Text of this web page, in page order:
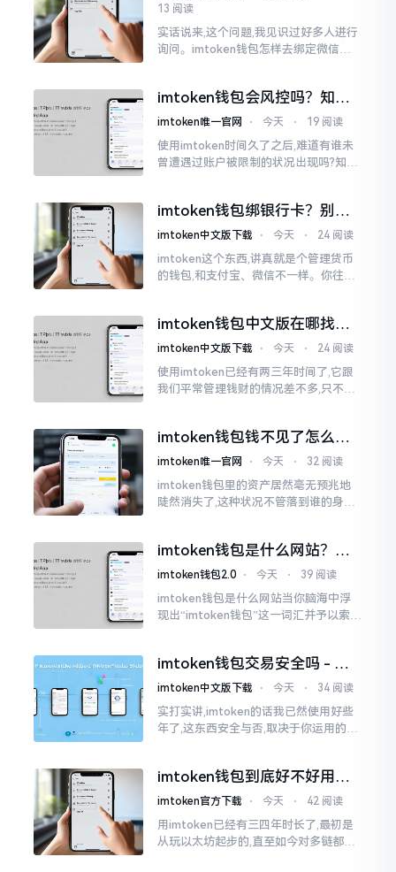
13 阅读
实话说来,这个问题,我见识过好多人进行
询问。imtoken钱包怎样去绑定微信呢?
试。随后予以明晰
imtoken钱包会风控吗？知乎
上的说法靠不靠谱，老币民告
imtoken唯一官网 ⋅ 今天 ⋅ 19 阅读
使用imtoken时间久了之后,难道有谁未
曾遭遇过账户被限制的状况出现吗?知乎
制。
imtoken钱包绑银行卡？别折
腾了，真相是这样的
imtoken中文版下载 ⋅ 今天 ⋅ 24 阅读
imtoken这个东西,讲真就是个管理货币
的钱包,和支付宝、微信不一样。你往里
imtoken钱包中文版在哪找？
老手教你避坑
imtoken中文版下载 ⋅ 今天 ⋅ 24 阅读
使用imtoken已经有两三年时间了,它跟
我们平常管理钱财的情况差不多,只不过
许许多多的链接
imtoken钱包钱不见了怎么
办？老用户手把手教你找回
imtoken唯一官网 ⋅ 今天 ⋅ 32 阅读
imtoken钱包里的资产居然毫无预兆地
陡然消失了,这种状况不管落到谁的身上,
打开钱包查看时
imtoken钱包是什么网站？一
文说清楚这玩意
imtoken钱包2.0 ⋅ 今天 ⋅ 39 阅读
imtoken钱包是什么网站当你脑海中浮
现出“imtoken钱包”这一词汇并予以索求
我也曾短暂错愕
imtoken钱包交易安全吗 - 老
用户的一些心里话
imtoken中文版下载 ⋅ 今天 ⋅ 34 阅读
实打实讲,imtoken的话我已然使用好些
年了,这东西安全与否,取决于你运用的方
睹过非常多的人
imtoken钱包到底好不好用？
老玩家说说真实体验
imtoken官方下载 ⋅ 今天 ⋅ 42 阅读
用imtoken已经有三四年时长了,最初是
从玩以太坊起步的,直至如今对多链都有